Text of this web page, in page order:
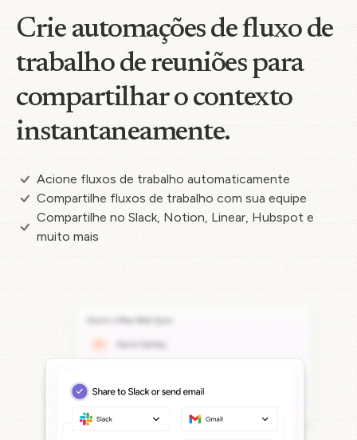
Crie automações de fluxo de
trabalho de reuniões para
compartilhar o contexto
instantaneamente.
Acione fluxos de trabalho automaticamente
Compartilhe fluxos de trabalho com sua equipe
Compartilhe no Slack, Notion, Linear, Hubspot e
muito mais